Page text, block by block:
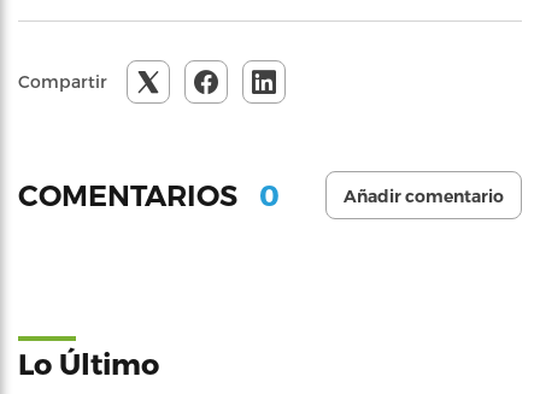
Compartir
COMENTARIOS 0 Añadir comentario
Lo Último